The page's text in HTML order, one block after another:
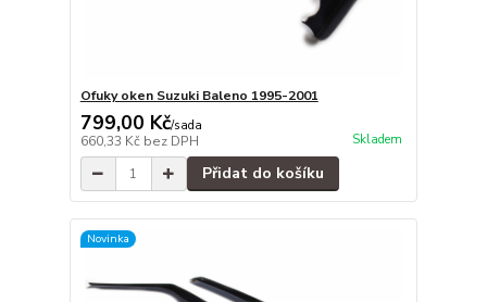
Ofuky oken Suzuki Baleno 1995-2001
799,00 Kč/sada
660,33 Kč bez DPH Skladem
Přidat do košíku
Novinka